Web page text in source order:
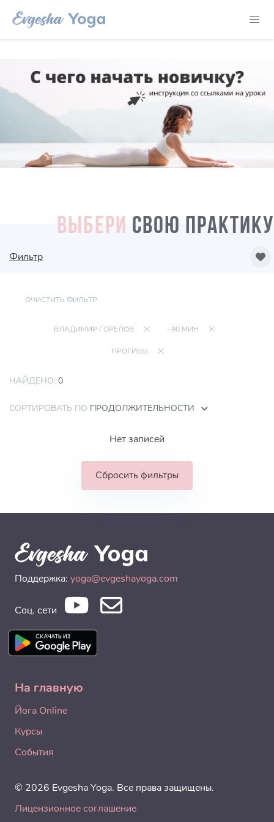
ВЫБЕРИ СВОЮ ПРАКТИКУ
Фильтр
ОЧИСТИТЬ ФИЛЬТР
ВЛАДИМИР ГОРЕЛОВ ~90 МИН
ПРОГИБЫ
НАЙДЕНО: 0
СОРТИРОВАТЬ ПО ПРОДОЛЖИТЕЛЬНОСТИ
Нет записей
Сбросить фильтры
Поддержка: yoga@evgeshayoga.com
Соц. сети
На главную
Йога Online
Курсы
События
© 2026 Evgesha Yoga. Все права защищены.
Лицензионное соглашение